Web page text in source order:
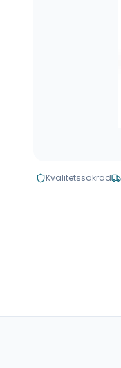
Kvalitetssäkrad